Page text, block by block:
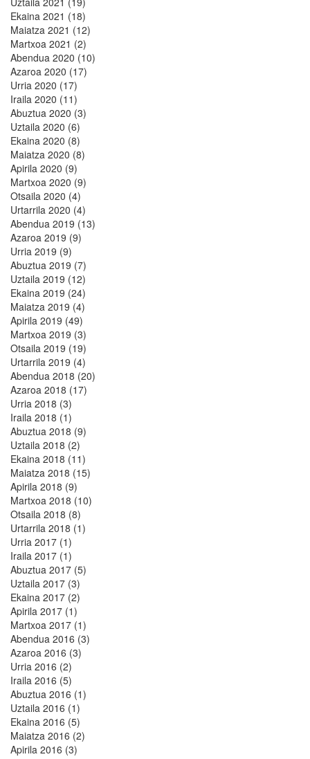
Ekaina 2021 (18)
Maiatza 2021 (12)
Martxoa 2021 (2)
Abendua 2020 (10)
Azaroa 2020 (17)
Urria 2020 (17)
Iraila 2020 (11)
Abuztua 2020 (3)
Uztaila 2020 (6)
Ekaina 2020 (8)
Maiatza 2020 (8)
Apirila 2020 (9)
Martxoa 2020 (9)
Otsaila 2020 (4)
Urtarrila 2020 (4)
Abendua 2019 (13)
Azaroa 2019 (9)
Urria 2019 (9)
Abuztua 2019 (7)
Uztaila 2019 (12)
Ekaina 2019 (24)
Maiatza 2019 (4)
Apirila 2019 (49)
Martxoa 2019 (3)
Otsaila 2019 (19)
Urtarrila 2019 (4)
Abendua 2018 (20)
Azaroa 2018 (17)
Urria 2018 (3)
Iraila 2018 (1)
Abuztua 2018 (9)
Uztaila 2018 (2)
Ekaina 2018 (11)
Maiatza 2018 (15)
Apirila 2018 (9)
Martxoa 2018 (10)
Otsaila 2018 (8)
Urtarrila 2018 (1)
Urria 2017 (1)
Iraila 2017 (1)
Abuztua 2017 (5)
Uztaila 2017 (3)
Ekaina 2017 (2)
Apirila 2017 (1)
Martxoa 2017 (1)
Abendua 2016 (3)
Azaroa 2016 (3)
Urria 2016 (2)
Iraila 2016 (5)
Abuztua 2016 (1)
Uztaila 2016 (1)
Ekaina 2016 (5)
Maiatza 2016 (2)
Apirila 2016 (3)